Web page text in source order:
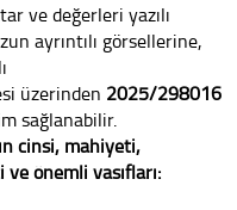
ve değerleri yazılı
ayrıntılı görsellerine,
üzerinden 2025/298016
sağlanabilir.
cinsi, mahiyeti,
önemli vasıfları: